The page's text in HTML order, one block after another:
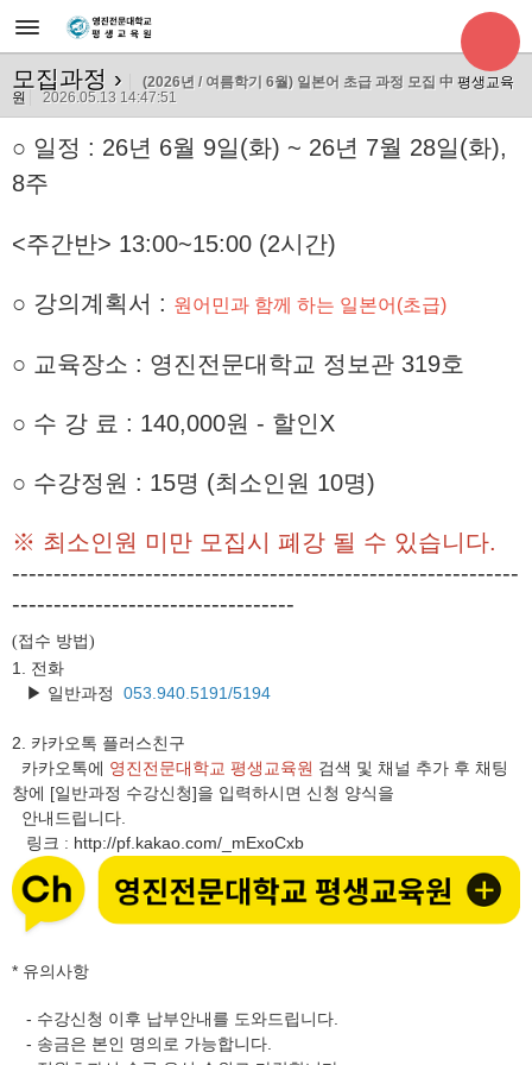
모집과정 › (2026년 / 여름학기 6월) 일본어 초급 과정 모집 中 평생교육
원
2026.05.13 14:47:51
○ 일정 : 26년 6월 9일(화) ~ 26년 7월 28일(화),
8주
<주간반> 13:00~15:00 (2시간)
○ 강의계획서 : 원어민과 함께 하는 일본어(초급)
○ 교육장소 : 영진전문대학교 정보관 319호
○ 수 강 료 : 140,000원 - 할인X
○ 수강정원 : 15명 (최소인원 10명)
※ 최소인원 미만 모집시 폐강 될 수 있습니다.
-------------------------------------------------------------
----------------------------------
(접수 방법)
1. 전화
▶ 일반과정
053.940.5191/5194
2. 카카오톡 플러스친구
카카오톡에 영진전문대학교 평생교육원 검색 및 채널 추가 후 채팅
창에 [일반과정 수강신청]을 입력하시면 신청 양식을
안내드립니다.
링크 : http://pf.kakao.com/_mExoCxb
* 유의사항
- 수강신청 이후 납부안내를 도와드립니다.
- 송금은 본인 명의로 가능합니다.